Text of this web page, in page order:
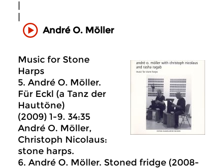
André O. Möller
Music for Stone
Harps
5. André O. Möller.
Für Eckl (a Tanz der
Hauttöne)
(2009) 1-9. 34:35
André O. Möller,
Christoph Nicolaus:
stone harps.
6. André O. Möller. Stoned fridge (2008-